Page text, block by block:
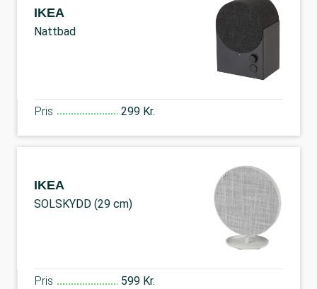
IKEA
Nattbad
Pris 299 Kr.
IKEA
SOLSKYDD (29 cm)
Pris 599 Kr.